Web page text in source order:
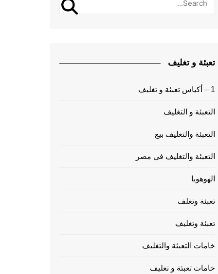
تعبئة و تغليف
1 – أكياس تعبئة و تغليف
التعبئة و التغليف
التعبئة والتغليف بيع
التعبئة والتغليف فى مصر
الهوهوبا
تعبئة وتغلف
تعبئة وتغليف
خامات التعبئة والتغليف
خامات تعبئة و تغليف